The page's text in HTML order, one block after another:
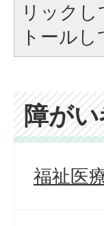
リック
トールし
障が
福祉医